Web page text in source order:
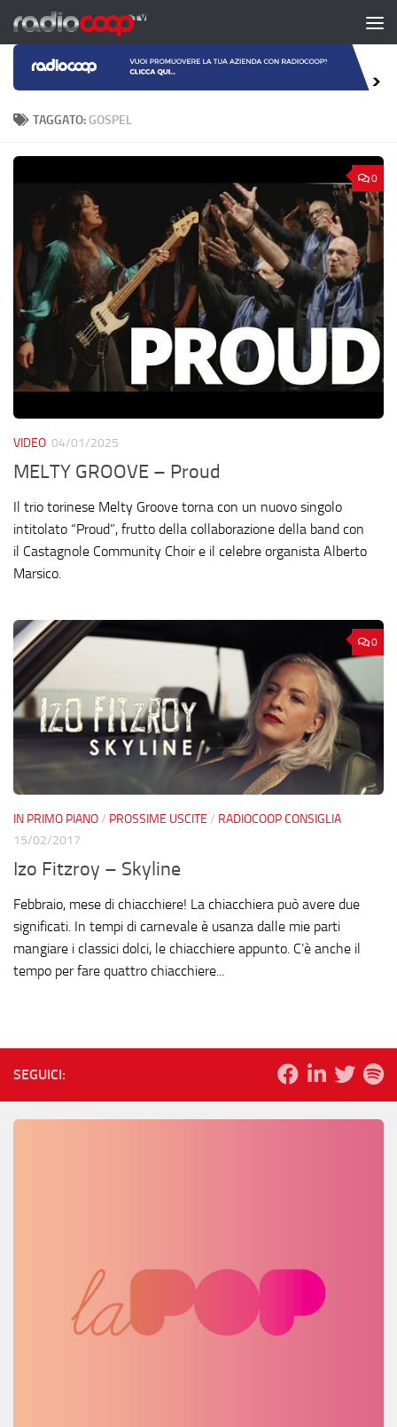
Salta al contenuto
TAGGATO: GOSPEL
0
VIDEO 04/01/2025
MELTY GROOVE – Proud
Il trio torinese Melty Groove torna con un nuovo singolo
intitolato “Proud”, frutto della collaborazione della band con
il Castagnole Community Choir e il celebre organista Alberto
Marsico.
0
IN PRIMO PIANO/ PROSSIME USCITE / RADIOCOOP CONSIGLIA
15/02/2017
Izo Fitzroy – Skyline
Febbraio, mese di chiacchiere! La chiacchiera può avere due
significati. In tempi di carnevale è usanza dalle mie parti
mangiare i classici dolci, le chiacchiere appunto. C’è anche il
tempo per fare quattro chiacchiere...
SEGUICI: